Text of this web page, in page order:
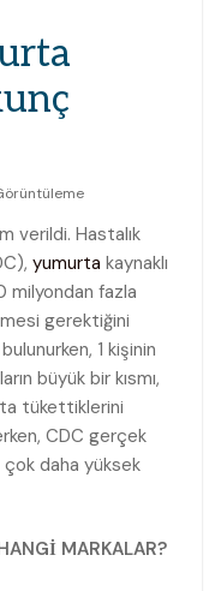
verildi. Hastalık
yumurta kaynaklı
milyondan fazla
gerektiğini
1 kişinin
büyük bir kısmı,
tükettiklerini
CDC gerçek
çok daha yüksek
MARKALAR?